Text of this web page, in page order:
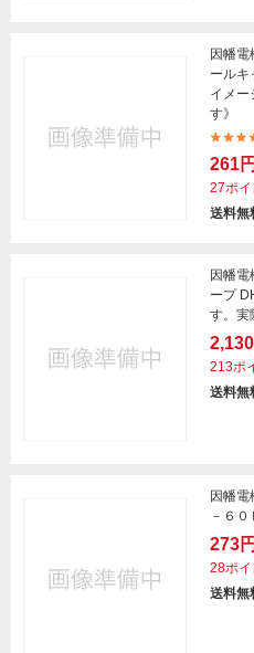
因幡
ール
イメー
す》
261円
27ポイ
送料無
因幡
ープ
す。実
213ポ
送料無
因幡
－６０
273円
28ポイ
送料無